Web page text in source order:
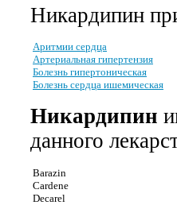
Никардипин
Аритмии сердца
Артериальная гипертензия
Болезнь гипертоническая
Болезнь сердца ишемическая
Никардипин
данного
Barazin
Cardene
Decarel